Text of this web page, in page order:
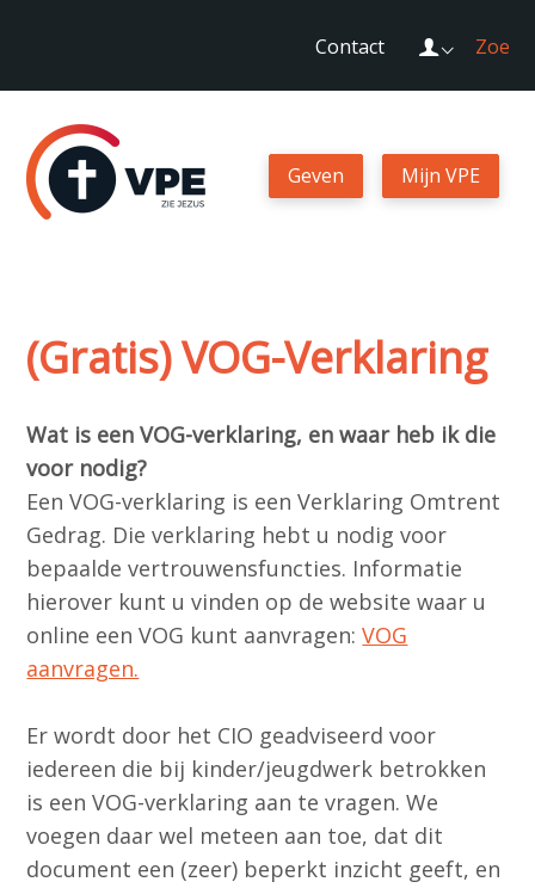
Spring
naar
de
de
inhoud
Contact LoginZoek
Geven Mijn VPE
(Gratis) VOG-Verklaring
Wat is een VOG-verklaring, en waar heb ik die
voor nodig?
Een VOG-verklaring is een Verklaring Omtrent
Gedrag. Die verklaring hebt u nodig voor
bepaalde vertrouwensfuncties. Informatie
hierover kunt u vinden op de website waar u
online een VOG kunt aanvragen:VOG
aanvragen.
Er wordt door het CIO geadviseerd voor
iedereen die bij kinder/jeugdwerk betrokken
is een VOG-verklaring aan te vragen. We
voegen daar wel meteen aan toe, dat dit
document een (zeer) beperkt inzicht geeft, en
Mijn VPE
Zoek